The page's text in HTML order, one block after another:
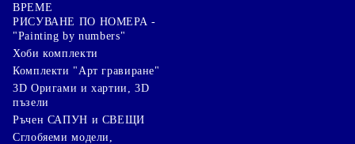
ВРЕМЕ
РИСУВАНЕ ПО НОМЕРА -
"Painting by numbers"
Хоби комплекти
Комплекти "Арт гравиране"
3D Оригами и хартии, 3D
пъзели
Ръчен САПУН и СВЕЩИ
Сглобяеми модели,